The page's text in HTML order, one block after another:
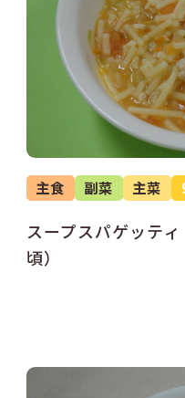
主食 副菜 主菜
スープスパゲッテ
頃）